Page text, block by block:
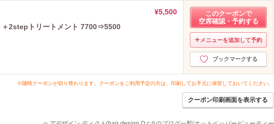
2022年10月分（20）
2022年9月分（25）
2022年8月分（22）
2022年7月分 （16）
2022年6月分（5）
2022年5月分（4）
2022年2月分（31）
¥5,500
＋2stepトリートメント 7700⇒5500
このクーポンで
空席確認・予約する
メニューを追加して予約
ブックマークする
※随時クーポンが切り替わります。クーポンをご利用予定の方は、印刷してお手元に保管しておいてください。
クーポン印刷画面を表示する